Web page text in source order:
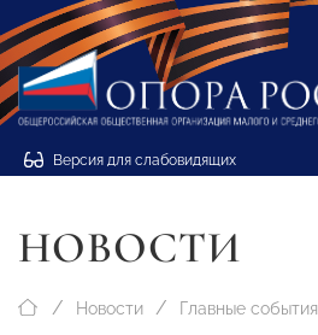
Версия для слабовидящих
НОВОСТИ
Новости Главные события